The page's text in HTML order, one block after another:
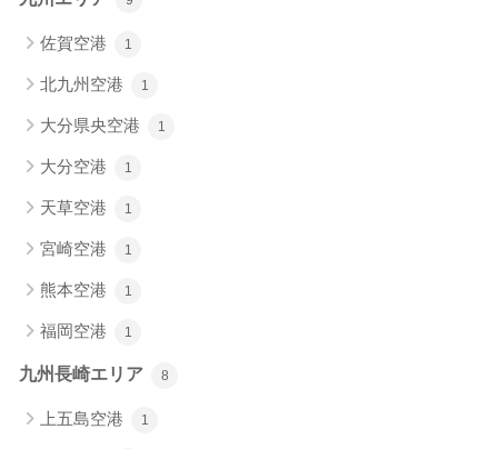
佐賀空港 1
北九州空港 1
大分県央空港 1
大分空港 1
天草空港 1
宮崎空港 1
熊本空港 1
福岡空港 1
九州長崎エリア 8
上五島空港 1